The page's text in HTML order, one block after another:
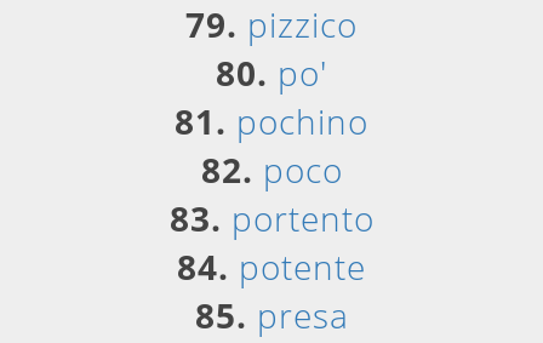
79. pizzico
80. po'
81. pochino
82. poco
83. portento
84. potente
85. presa